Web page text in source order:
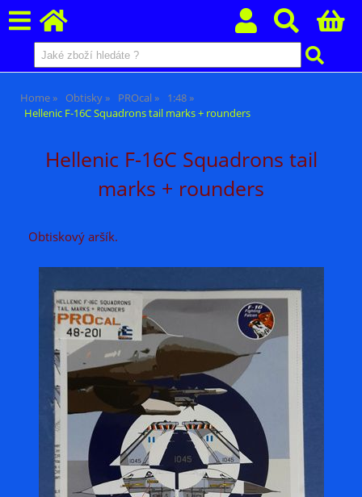
Home Obtisky PROcal
1:48
Hellenic F-16C Squadrons tail marks + rounders
Hellenic F-16C Squadrons tail
marks + rounders
Obtiskový aršík.